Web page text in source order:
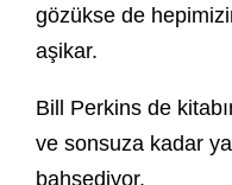
gözükse de
aşikar.
Bill Perkins de
ve sonsuza kadar
bahsediyor.